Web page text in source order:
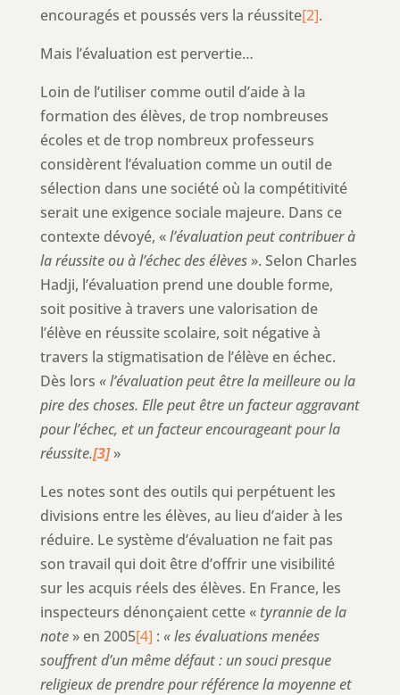
encouragés et poussés vers la réussite[2].
Mais l’évaluation est pervertie…
Loin de l’utiliser comme outil d’aide à la
formation des élèves, de trop nombreuses
écoles et de trop nombreux professeurs
considèrent l’évaluation comme un outil de
sélection dans une société où la compétitivité
serait une exigence sociale majeure. Dans ce
contexte dévoyé, «l’évaluation peut contribuer à
la réussite ou à l’échec des élèves». Selon Charles
Hadji, l’évaluation prend une double forme,
soit positive à travers une valorisation de
l’élève en réussite scolaire, soit négative à
travers la stigmatisation de l’élève en échec.
Dès lors « l’évaluation peut être la meilleure ou la
pire des choses. Elle peut être un facteur aggravant
pour l’échec, et un facteur encourageant pour la
réussite.[3]»
Les notes sont des outils qui perpétuent les
divisions entre les élèves, au lieu d’aider à les
réduire. Le système d’évaluation ne fait pas
son travail qui doit être d’offrir une visibilité
sur les acquis réels des élèves. En France, les
inspecteurs dénonçaient cette « tyrannie de la
note» en 2005[4] : « les évaluations menées
souffrent d’un même défaut : un souci presque
religieux de prendre pour référence la moyenne et